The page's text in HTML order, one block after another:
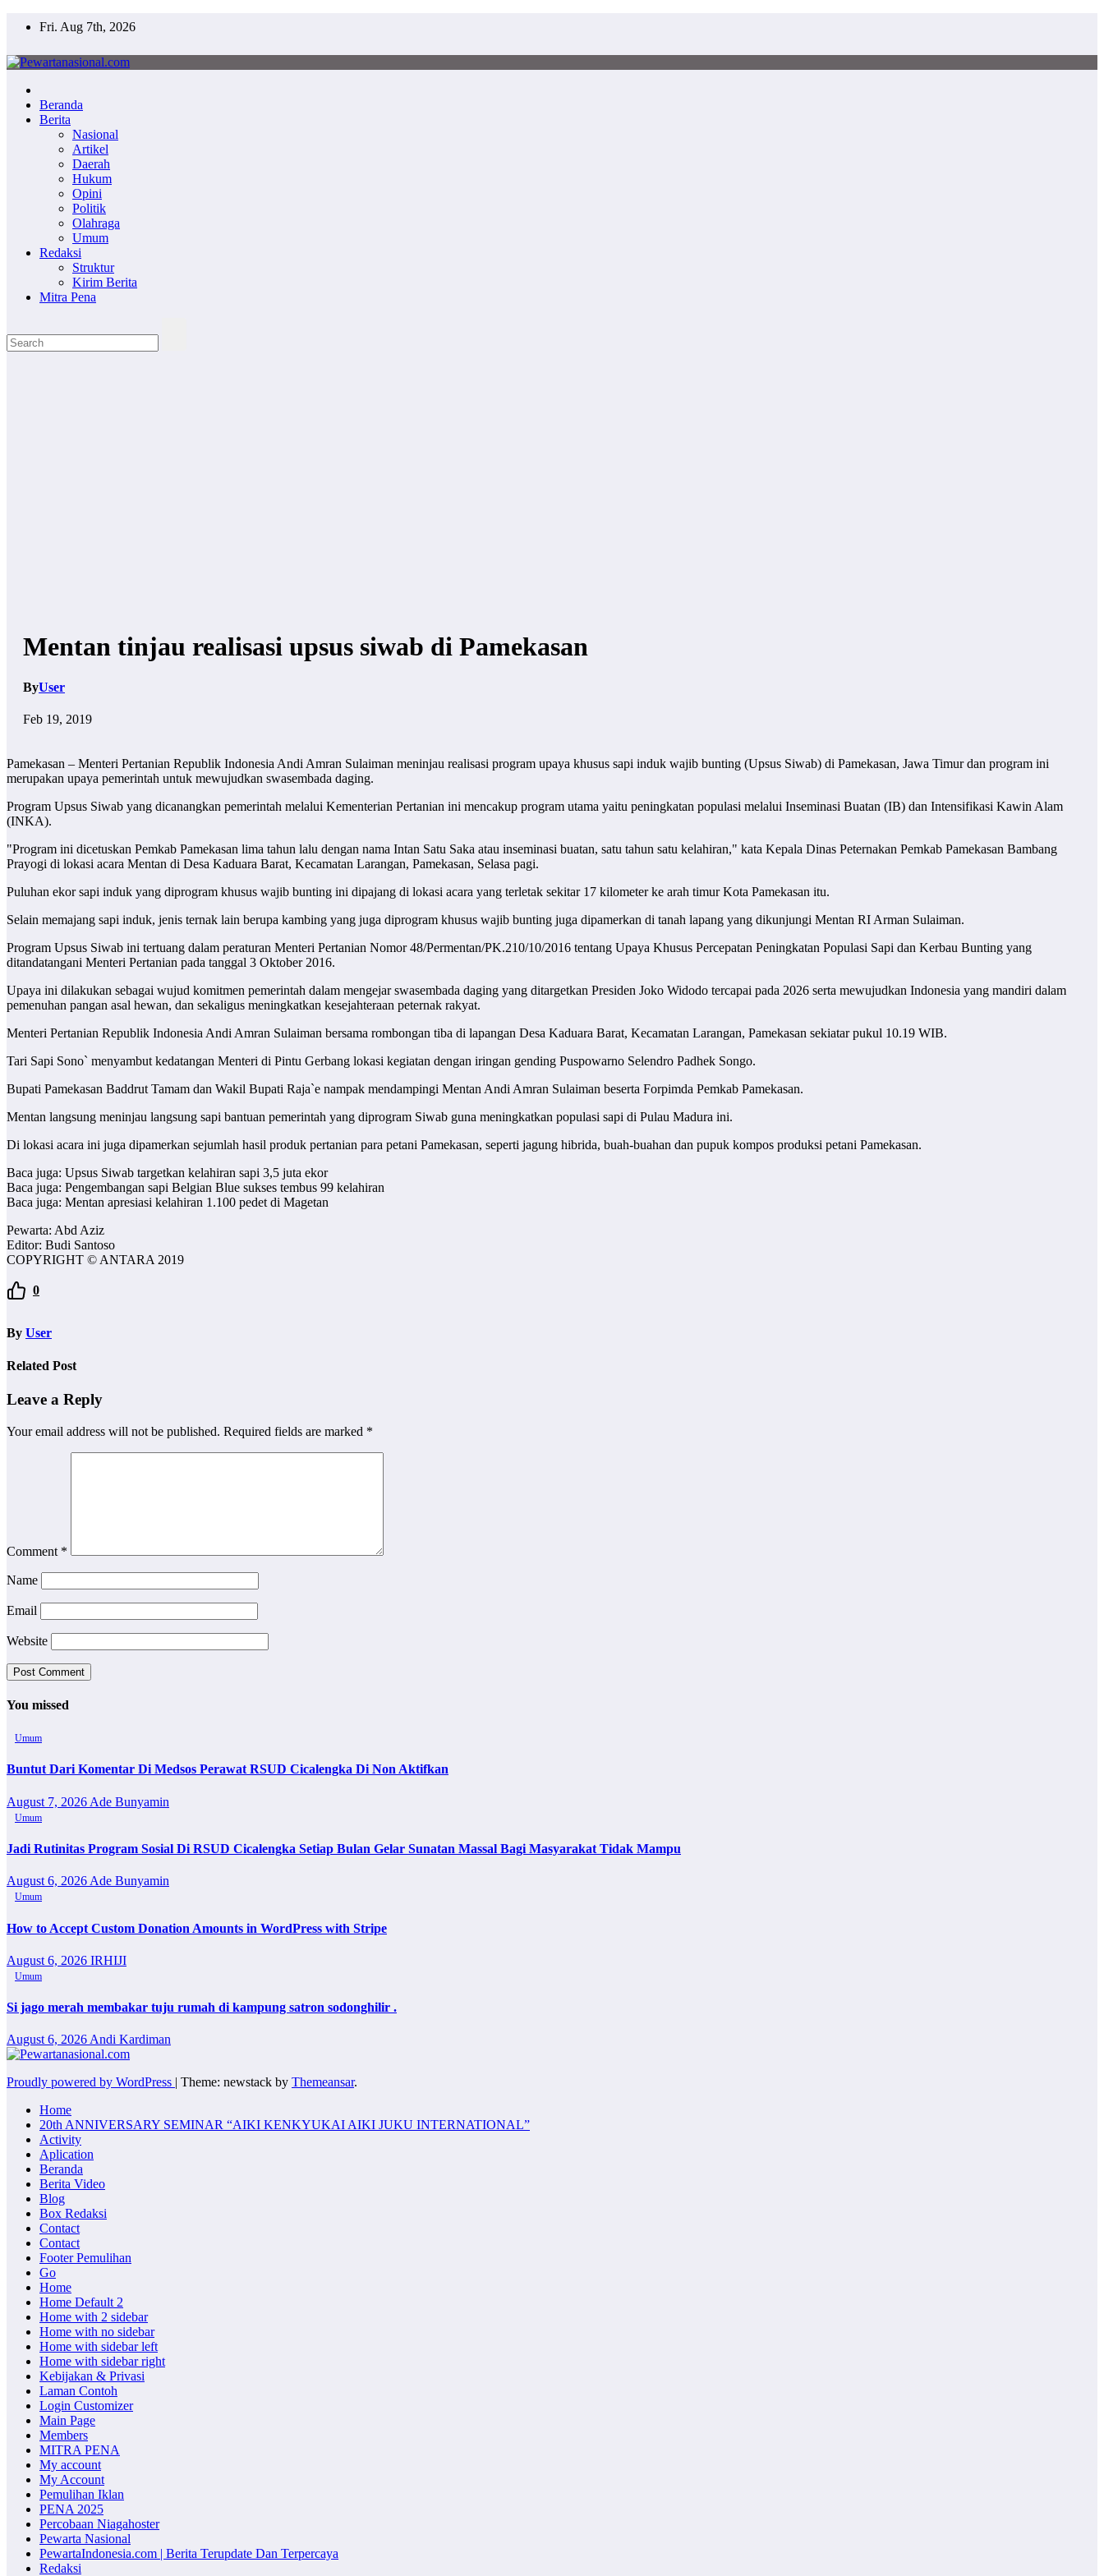
Fri. Aug 7th, 2026
Pewartanasional.com
Netizen Journalisme
Beranda
Berita
Nasional
Artikel
Daerah
Hukum
Opini
Politik
Olahraga
Umum
Redaksi
Struktur
Kirim Berita
Mitra Pena
Mentan tinjau realisasi upsus siwab di Pamekasan
ByUser
Feb 19, 2019
Pamekasan – Menteri Pertanian Republik Indonesia Andi Amran Sulaiman meninjau realisasi program upaya khusus sapi induk wajib bunting (Upsus Siwab) di Pamekasan, Jawa Timur dan program ini
merupakan upaya pemerintah untuk mewujudkan swasembada daging.
Program Upsus Siwab yang dicanangkan pemerintah melalui Kementerian Pertanian ini mencakup program utama yaitu peningkatan populasi melalui Inseminasi Buatan (IB) dan Intensifikasi Kawin Alam
(INKA).
"Program ini dicetuskan Pemkab Pamekasan lima tahun lalu dengan nama Intan Satu Saka atau inseminasi buatan, satu tahun satu kelahiran," kata Kepala Dinas Peternakan Pemkab Pamekasan Bambang
Prayogi di lokasi acara Mentan di Desa Kaduara Barat, Kecamatan Larangan, Pamekasan, Selasa pagi.
Puluhan ekor sapi induk yang diprogram khusus wajib bunting ini dipajang di lokasi acara yang terletak sekitar 17 kilometer ke arah timur Kota Pamekasan itu.
Selain memajang sapi induk, jenis ternak lain berupa kambing yang juga diprogram khusus wajib bunting juga dipamerkan di tanah lapang yang dikunjungi Mentan RI Arman Sulaiman.
Program Upsus Siwab ini tertuang dalam peraturan Menteri Pertanian Nomor 48/Permentan/PK.210/10/2016 tentang Upaya Khusus Percepatan Peningkatan Populasi Sapi dan Kerbau Bunting yang
ditandatangani Menteri Pertanian pada tanggal 3 Oktober 2016.
Upaya ini dilakukan sebagai wujud komitmen pemerintah dalam mengejar swasembada daging yang ditargetkan Presiden Joko Widodo tercapai pada 2026 serta mewujudkan Indonesia yang mandiri dalam
pemenuhan pangan asal hewan, dan sekaligus meningkatkan kesejahteraan peternak rakyat.
Menteri Pertanian Republik Indonesia Andi Amran Sulaiman bersama rombongan tiba di lapangan Desa Kaduara Barat, Kecamatan Larangan, Pamekasan sekiatar pukul 10.19 WIB.
Tari Sapi Sono` menyambut kedatangan Menteri di Pintu Gerbang lokasi kegiatan dengan iringan gending Puspowarno Selendro Padhek Songo.
Bupati Pamekasan Baddrut Tamam dan Wakil Bupati Raja`e nampak mendampingi Mentan Andi Amran Sulaiman beserta Forpimda Pemkab Pamekasan.
Mentan langsung meninjau langsung sapi bantuan pemerintah yang diprogram Siwab guna meningkatkan populasi sapi di Pulau Madura ini.
Di lokasi acara ini juga dipamerkan sejumlah hasil produk pertanian para petani Pamekasan, seperti jagung hibrida, buah-buahan dan pupuk kompos produksi petani Pamekasan.
Baca juga: Upsus Siwab targetkan kelahiran sapi 3,5 juta ekor
Baca juga: Pengembangan sapi Belgian Blue sukses tembus 99 kelahiran
Baca juga: Mentan apresiasi kelahiran 1.100 pedet di Magetan
Pewarta: Abd Aziz
Editor: Budi Santoso
COPYRIGHT © ANTARA 2019
0
By User
Related Post
Leave a Reply
Your email address will not be published. Required fields are marked *
Comment *
Name
Email
Website
You missed
Umum
Buntut Dari Komentar Di Medsos Perawat RSUD Cicalengka Di Non Aktifkan
August 7, 2026 Ade Bunyamin
Umum
Jadi Rutinitas Program Sosial Di RSUD Cicalengka Setiap Bulan Gelar Sunatan Massal Bagi Masyarakat Tidak Mampu
August 6, 2026 Ade Bunyamin
Umum
How to Accept Custom Donation Amounts in WordPress with Stripe
August 6, 2026 IRHIJI
Umum
Si jago merah membakar tuju rumah di kampung satron sodonghilir .
August 6, 2026 Andi Kardiman
Proudly powered by WordPress | Theme: newstack by Themeansar.
Home
20th ANNIVERSARY SEMINAR “AIKI KENKYUKAI AIKI JUKU INTERNATIONAL”
Activity
Aplication
Beranda
Berita Video
Blog
Box Redaksi
Contact
Contact
Footer Pemulihan
Go
Home
Home Default 2
Home with 2 sidebar
Home with no sidebar
Home with sidebar left
Home with sidebar right
Kebijakan & Privasi
Laman Contoh
Login Customizer
Main Page
Members
MITRA PENA
My account
My Account
Pemulihan Iklan
PENA 2025
Percobaan Niagahoster
Pewarta Nasional
PewartaIndonesia.com | Berita Terupdate Dan Terpercaya
Redaksi